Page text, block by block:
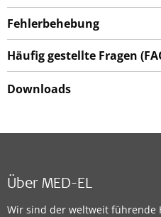
Fehlerbehebung
Häufig gestellte Fragen
Downloads
Über MED-EL
Wir sind der weltweit führende